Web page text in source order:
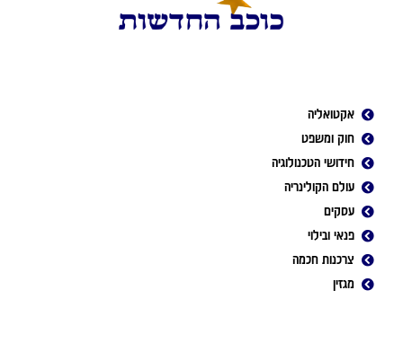
אקטואליה
חוק ומשפט
חידושי הטכנולוגיה
עולם הקולינריה
עסקים
פנאי ובילוי
צרכנות חכמה
מגזין